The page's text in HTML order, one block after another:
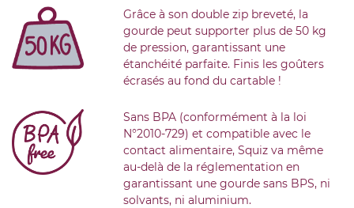
Grâce à son double zip breveté, la
gourde peut supporter plus de 50 kg
de pression, garantissant une
étanchéité parfaite. Finis les goûters
écrasés au fond du cartable !
Sans BPA (conformément à la loi
N°2010-729) et compatible avec le
contact alimentaire, Squiz va même
au-delà de la réglementation en
garantissant une gourde sans BPS, ni
solvants, ni aluminium.